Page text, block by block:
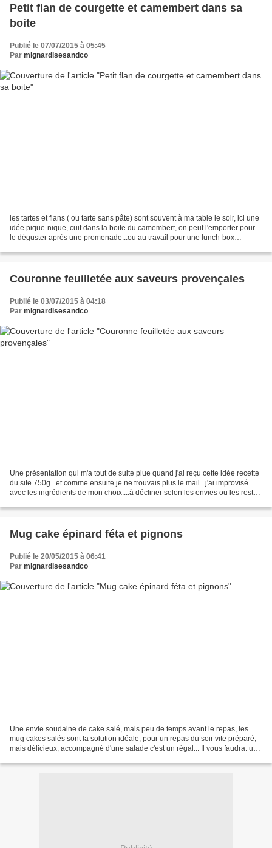
Petit flan de courgette et camembert dans sa
boite
Publié le 07/07/2015 à 05:45
Par mignardisesandco
les tartes et flans ( ou tarte sans pâte) sont souvent à ma table le soir, ici une
idée pique-nique, cuit dans la boite du camembert, on peut l'emporter pour
le déguster après une promenade...ou au travail pour une lunch-box
Couronne feuilletée aux saveurs provençales
Publié le 03/07/2015 à 04:18
Par mignardisesandco
Une présentation qui m'a tout de suite plue quand j'ai reçu cette idée recette
du site 750g...et comme ensuite je ne trouvais plus le mail...j'ai improvisé
avec les ingrédients de mon choix....à décliner selon les envies ou les restes
Mug cake épinard féta et pignons
Publié le 20/05/2015 à 06:41
Par mignardisesandco
Une envie soudaine de cake salé, mais peu de temps avant le repas, les
mug cakes salés sont la solution idéale, pour un repas du soir vite préparé,
mais délicieux; accompagné d'une salade c'est un régal... Il vous faudra: un